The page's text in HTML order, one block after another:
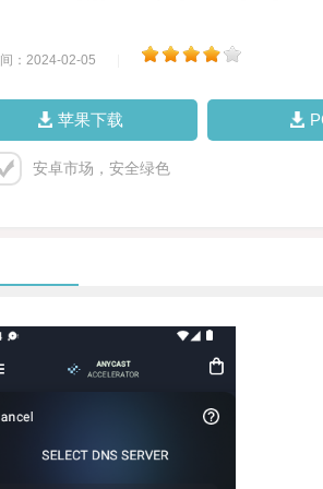
：2024-02-05
苹果下载
安卓市场，安全绿色